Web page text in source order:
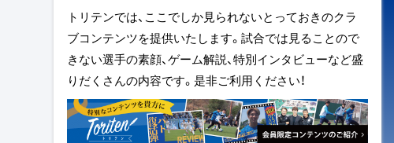
トリテンでは、ここでしか見られないとっておきのクラ
ブコンテンツを提供いたします。試合では見ることので
きない選手の素顔、ゲーム解説、特別インタビューなど盛
りだくさんの内容です。是非ご利用ください！